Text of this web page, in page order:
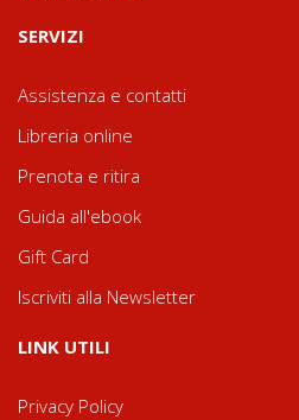
SERVIZI
Assistenza e contatti
Libreria online
Prenota e ritira
Guida all'ebook
Gift Card
Iscriviti alla Newsletter
LINK UTILI
Privacy Policy